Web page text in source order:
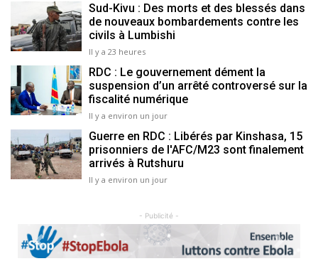
Sud-Kivu : Des morts et des blessés dans
de nouveaux bombardements contre les
civils à Lumbishi
Il y a 23 heures
RDC : Le gouvernement dément la
suspension d’un arrêté controversé sur la
fiscalité numérique
Il y a environ un jour
Guerre en RDC : Libérés par Kinshasa, 15
prisonniers de l'AFC/M23 sont finalement
arrivés à Rutshuru
Il y a environ un jour
- Publicité -
Previous Next